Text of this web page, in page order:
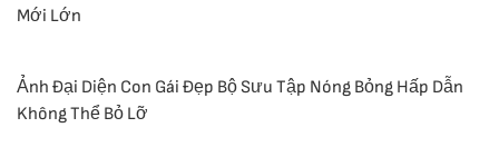
Mới Lớn
Ảnh Đại Diện Con Gái Đẹp Bộ Sưu Tập Nóng Bỏng Hấp Dẫn
Không Thể Bỏ Lỡ